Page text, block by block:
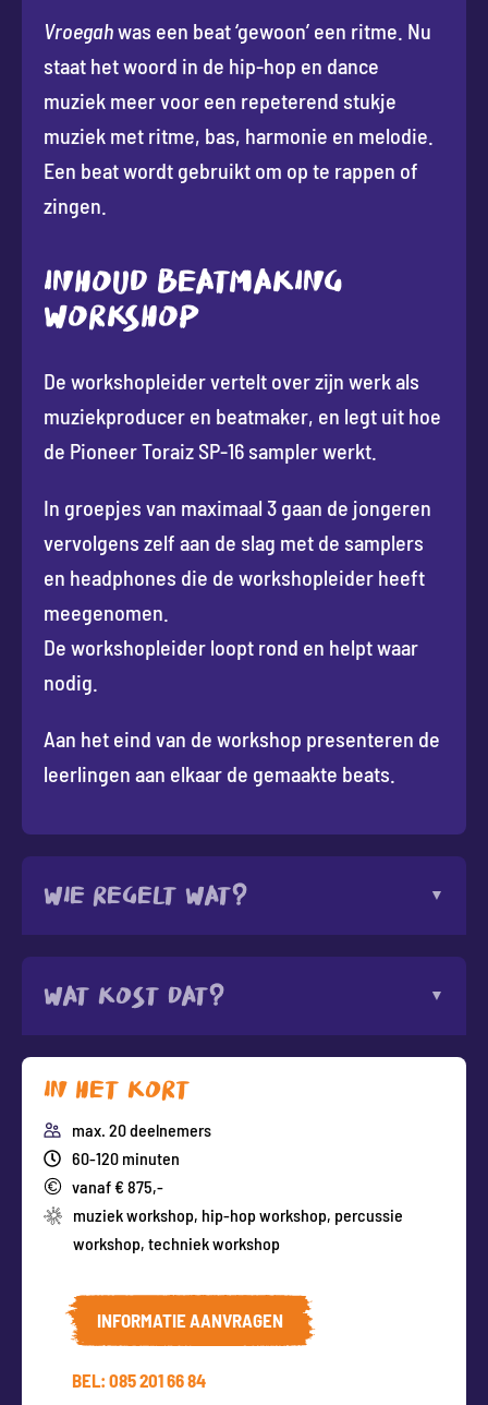
Vroegahwas een beat ‘gewoon’ een ritme. Nu
staat het woord in de hip-hop en dance
muziek meer voor een repeterend stukje
muziek met ritme, bas, harmonie en melodie.
Een beat wordt gebruikt om op te rappen of
zingen.
INHOUD BEATMAKING
WORKSHOP
De workshopleider vertelt over zijn werk als
muziekproducer en beatmaker, en legt uit hoe
de Pioneer Toraiz SP-16 sampler werkt.
In groepjes van maximaal 3 gaan de jongeren
vervolgens zelf aan de slag met de samplers
en headphones die de workshopleider heeft
meegenomen.
De workshopleider loopt rond en helpt waar
nodig.
Aan het eind van de workshop presenteren de
leerlingen aan elkaar de gemaakte beats.
Wie regelt wat?
Wat kost dat?
In het kort
max. 20 deelnemers
60-120 minuten
vanaf € 875,-
muziek workshop, hip-hop workshop, percussie
workshop, techniek workshop
INFORMATIE AANVRAGEN
BEL: 085 201 66 84